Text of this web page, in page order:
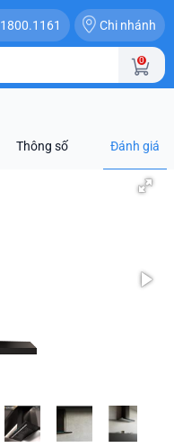
1800.1161 Chi nhánh
0
Thông số Đánh giá